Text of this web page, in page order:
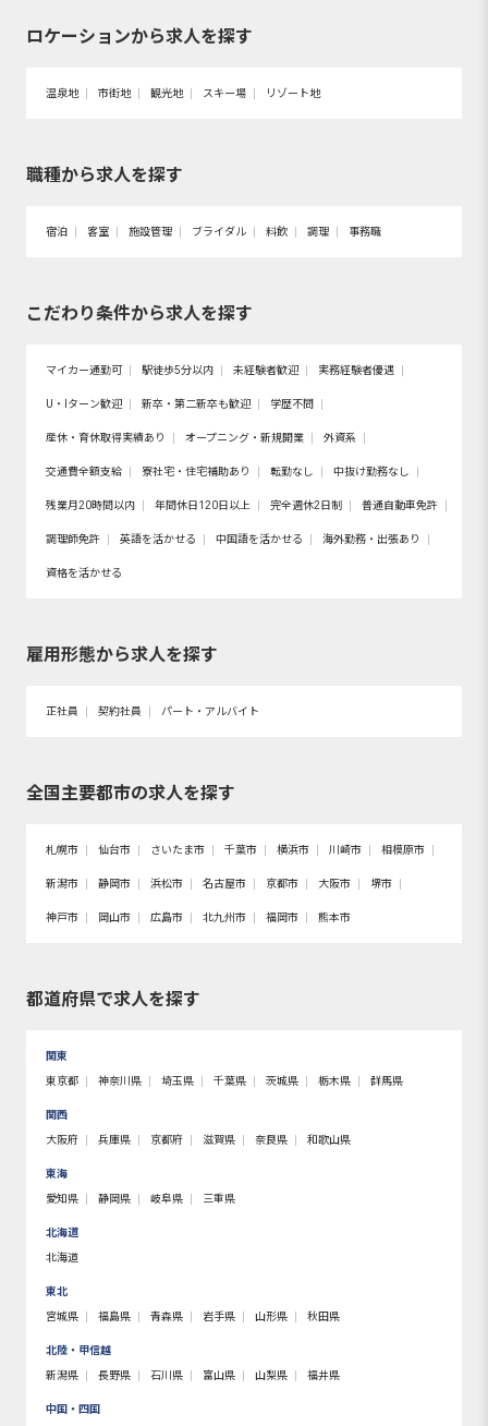
ロケーションから求人を探す
温泉地 市街地 観光地 スキー場 リゾート地
職種から求人を探す
宿泊 客室 施設管理 ブライダル 料飲 調理 事務職
こだわり条件から求人を探す
マイカー通勤可 駅徒歩5分以内 未経験者歓迎 実務経験者優遇
U・Iターン歓迎 新卒・第二新卒も歓迎 学歴不問
産休・育休取得実績あり オープニング・新規開業 外資系
交通費全額支給 寮社宅・住宅補助あり 転勤なし 中抜け勤務なし
残業月20時間以内 年間休日120日以上 完全週休2日制 普通自動車免許
調理師免許 英語を活かせる 中国語を活かせる 海外勤務・出張あり
資格を活かせる
雇用形態から求人を探す
正社員 契約社員 パート・アルバイト
全国主要都市の求人を探す
札幌市 仙台市 さいたま市 千葉市 横浜市 川崎市 相模原市
新潟市 静岡市 浜松市 名古屋市 京都市 大阪市 堺市
神戸市 岡山市 広島市 北九州市 福岡市 熊本市
都道府県で求人を探す
関東
東京都 神奈川県 埼玉県 千葉県 茨城県 栃木県 群馬県
関西
大阪府 兵庫県 京都府 滋賀県 奈良県 和歌山県
東海
愛知県 静岡県 岐阜県 三重県
北海道
北海道
東北
宮城県 福島県 青森県 岩手県 山形県 秋田県
北陸・甲信越
新潟県 長野県 石川県 富山県 山梨県 福井県
中国・四国